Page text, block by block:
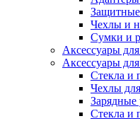
Чехлы и
Сумки и
Аксессуары
Аксессуары
Стекла и
Чехлы
Зарядные
Стекла и